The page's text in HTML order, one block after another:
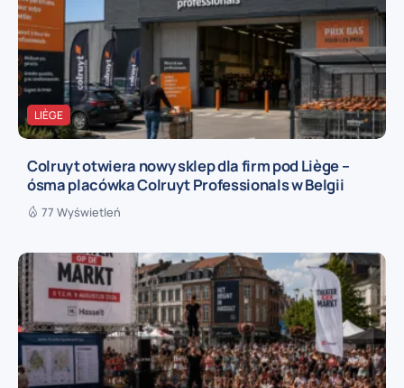
LIÈGE
Colruyt otwiera nowy sklep dla firm pod Liège –
ósma placówka Colruyt Professionals w Belgii
77 Wyświetleń